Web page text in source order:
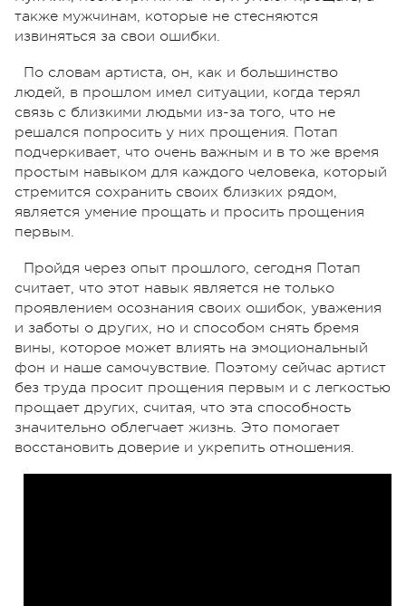
также мужчинам, которые не стесняются
извиняться за свои ошибки.
По словам артиста, он, как и большинство
людей, в прошлом имел ситуации, когда терял
связь с близкими людьми из-за того, что не
решался попросить у них прощения. Потап
подчеркивает, что очень важным и в то же время
простым навыком для каждого человека, который
стремится сохранить своих близких рядом,
является умение прощать и просить прощения
первым.
Пройдя через опыт прошлого, сегодня Потап
считает, что этот навык является не только
проявлением осознания своих ошибок, уважения
и заботы о других, но и способом снять бремя
вины, которое может влиять на эмоциональный
фон и наше самочувствие. Поэтому сейчас артист
без труда просит прощения первым и с легкостью
прощает других, считая, что эта способность
значительно облегчает жизнь. Это помогает
восстановить доверие и укрепить отношения.